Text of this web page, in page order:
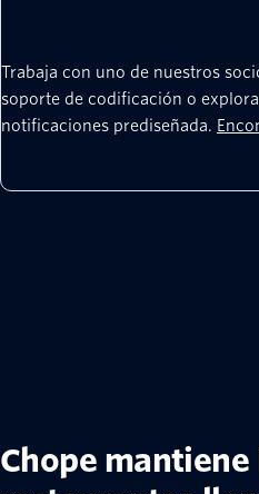
Trabaja con uno de nuestros
soporte de codificación o
notificaciones prediseñada.
Chope mantiene